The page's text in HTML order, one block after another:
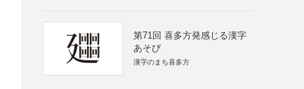
第71回 喜多方発感じる漢字
あそび
漢字のまち喜多方